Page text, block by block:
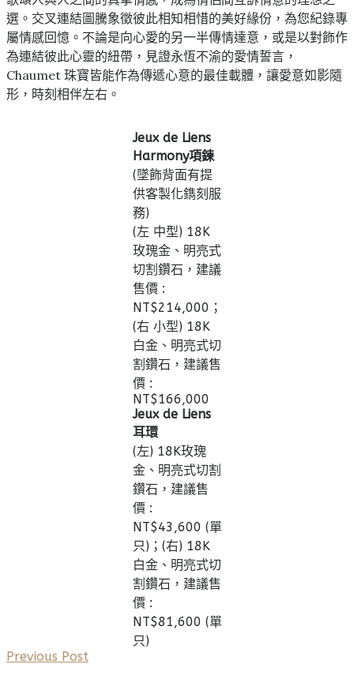
選。交叉連結圖騰象徵彼此相知相惜的美好緣份，為您紀錄專
屬情感回憶。不論是向心愛的另一半傳情達意，或是以對飾作
為連結彼此心靈的紐帶，見證永恆不渝的愛情誓言，
Chaumet 珠寶皆能作為傳遞心意的最佳載體，讓愛意如影隨
形，時刻相伴左右。
Jeux de Liens
Harmony項鍊
(墜飾背面有提
供客製化鐫刻服
務)
(左 中型) 18K
玫瑰金、明亮式
切割鑽石，建議
售價 :
NT$‌214,000；
(右 小型) 18K
白金、明亮式切
割鑽石，建議售
價 :
NT$‌166,000
Jeux de Liens
耳環
(左) 18K玫瑰
金、明亮式切割
鑽石，建議售
價 :
NT$‌43,600 (單
只)；(右) 18K
白金、明亮式切
割鑽石，建議售
價 :
NT$‌81,600 (單
只)
Previous Post